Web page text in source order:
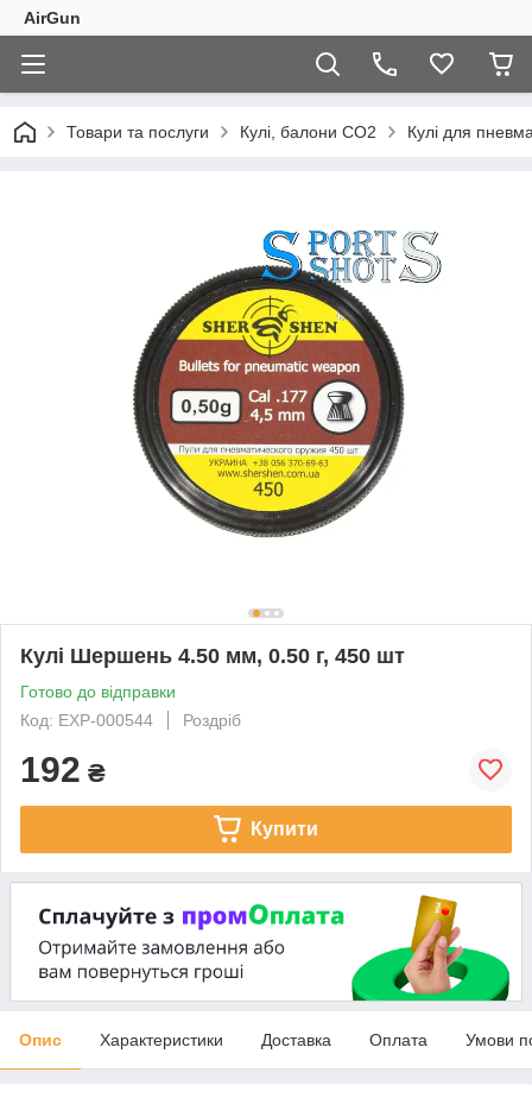
AirGun
Товари та послуги Кулі, балони СО2 Кулі для
Кулі Шершень 4.50 мм, 0.50 г, 450 шт
Готово до відправки
Код: EXP-000544
Роздріб
192 ₴
Купити
Опис Характеристики Доставка Оплата Умови